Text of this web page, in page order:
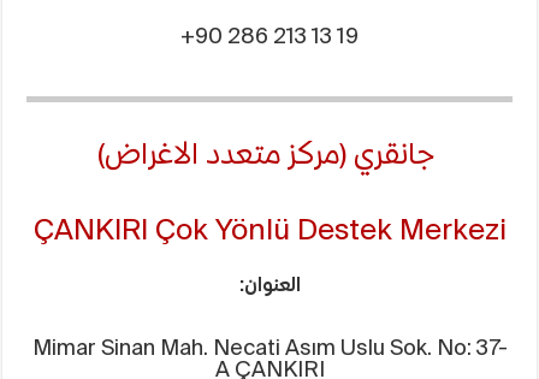
+90 286 213 13 19
جانقري (مركز متعدد الاغراض)
ÇANKIRI Çok Yönlü Destek Merkezi
العنوان:
Mimar Sinan Mah. Necati Asım Uslu Sok. No: 37-
A ÇANKIRI